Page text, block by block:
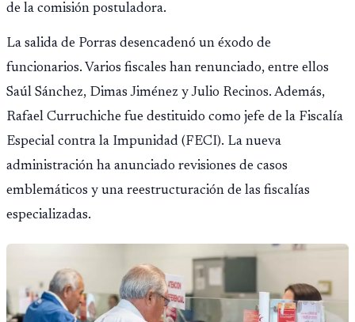
de la comisión postuladora.
La salida de Porras desencadenó un éxodo de
funcionarios. Varios fiscales han renunciado, entre ellos
Saúl Sánchez, Dimas Jiménez y Julio Recinos. Además,
Rafael Curruchiche fue destituido como jefe de la Fiscalía
Especial contra la Impunidad (FECI). La nueva
administración ha anunciado revisiones de casos
emblemáticos y una reestructuración de las fiscalías
especializadas.